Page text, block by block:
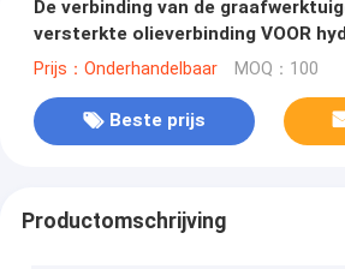
De verbinding van de
versterkte olieverbinding VOOR
zuigerstang hoofdverbinding van de
Prijs：Onderhandelbaar MOQ：100
Beste prijs
Productomschrijving